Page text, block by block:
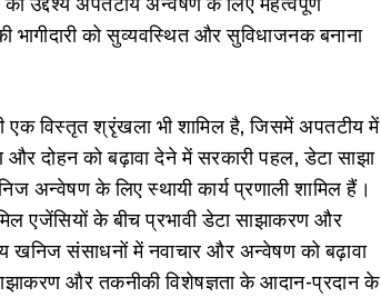
भागीदारी को सुव्यवस्थित और सुविधाजनक बनाना
एक विस्तृत श्रृंखला भी शामिल है, जिसमें अपतटीय में
दोहन को बढ़ावा देने में सरकारी पहल, डेटा साझा
अन्वेषण के लिए स्‍थायी कार्य प्रणाली शामिल हैं।
एजेंसियों के बीच प्रभावी डेटा साझाकरण और
खनिज संसाधनों में नवाचार और अन्वेषण को बढ़ावा
और तकनीकी विशेषज्ञता के आदान-प्रदान के